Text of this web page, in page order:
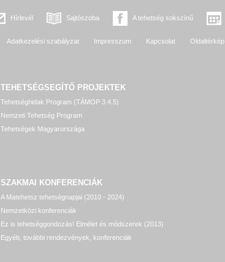
Hírlevél Sajtószoba A tehetség sokszínű
Adatkezelési szabályzat Impresszum Kapcsolat Oldaltérkép
TEHETSÉGSEGÍTŐ PROJEKTEK
Tehetséghidak Program (TÁMOP 3.4.5)
Nemzeti Tehetség Program
Tehetségek Magyarországa
SZAKMAI KONFERENCIÁK
A Matehetsz tehetségnapjai (2010 - 2024)
Nemzetközi konferenciák
Ez is tehetséggondozás! Elmélet és módszerek (2013)
Egyéb, további rendezvények, konferenciák